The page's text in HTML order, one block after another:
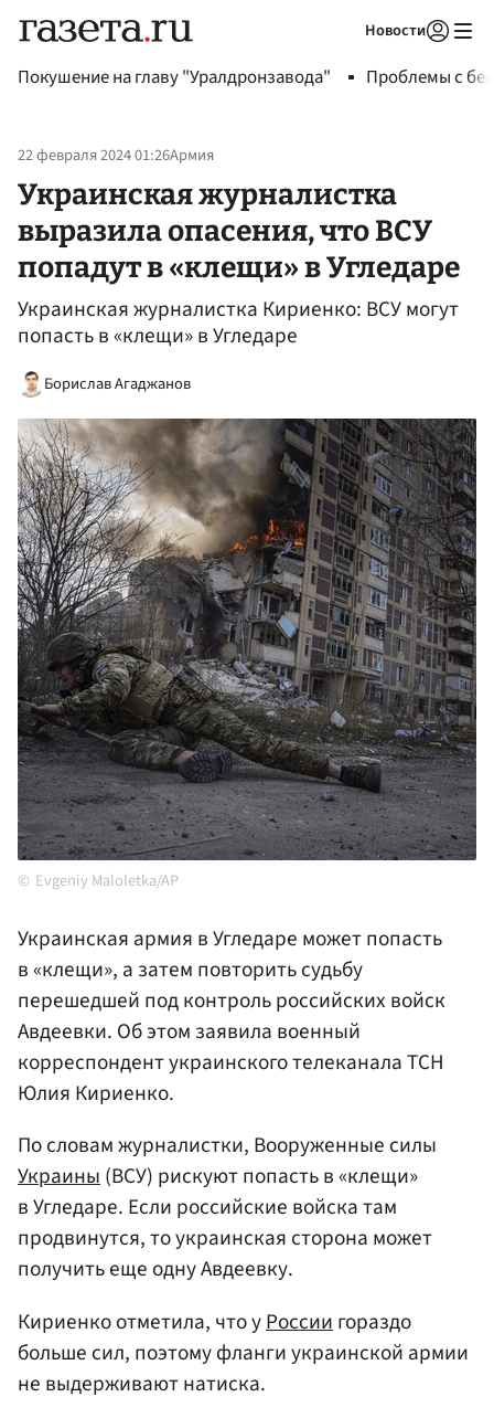
Новости
Покушение на главу "Уралдронзавода" Проблемы с
22 февраля 2024 01:26Армия
Украинская журналистка
выразила опасения, что ВСУ
попадут в «клещи» в Угледаре
Украинская журналистка Кириенко: ВСУ могут
попасть в «клещи» в Угледаре
Борислав Агаджанов
Evgeniy Maloletka/AP
Украинская армия в Угледаре может попасть
в «клещи», а затем повторить судьбу
перешедшей под контроль российских войск
Авдеевки. Об этом заявила военный
корреспондент украинского телеканала ТСН
Юлия Кириенко.
По словам журналистки, Вооруженные силы
Украины(ВСУ) рискуют попасть в «клещи»
в Угледаре. Если российские войска там
продвинутся, то украинская сторона может
получить еще одну Авдеевку.
Кириенко отметила, что уРоссии гораздо
больше сил, поэтому фланги украинской армии
не выдерживают натиска.